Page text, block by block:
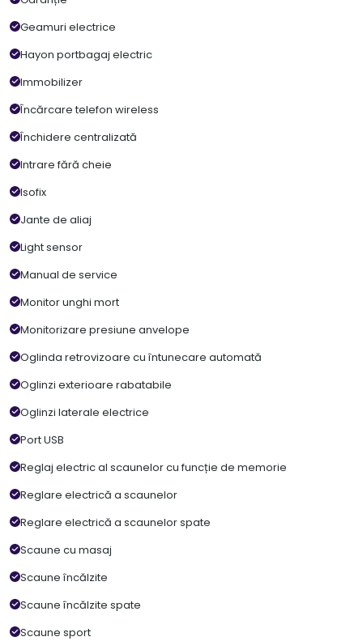
Geamuri electrice
Hayon portbagaj electric
Immobilizer
Încărcare telefon wireless
Închidere centralizată
Intrare fără cheie
Isofix
Jante de aliaj
Light sensor
Manual de service
Monitor unghi mort
Monitorizare presiune anvelope
Oglinda retrovizoare cu întunecare automată
Oglinzi exterioare rabatabile
Oglinzi laterale electrice
Port USB
Reglaj electric al scaunelor cu funcție de memorie
Reglare electrică a scaunelor
Reglare electrică a scaunelor spate
Scaune cu masaj
Scaune încălzite
Scaune încălzite spate
Scaune sport